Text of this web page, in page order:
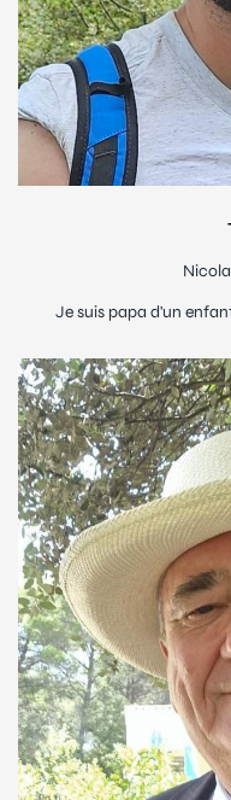
Je suis papa d'un